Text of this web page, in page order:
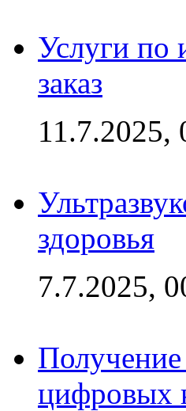
Услуги по
заказ
11.7.2025,
здоровья
7.7.2025,
цифровых